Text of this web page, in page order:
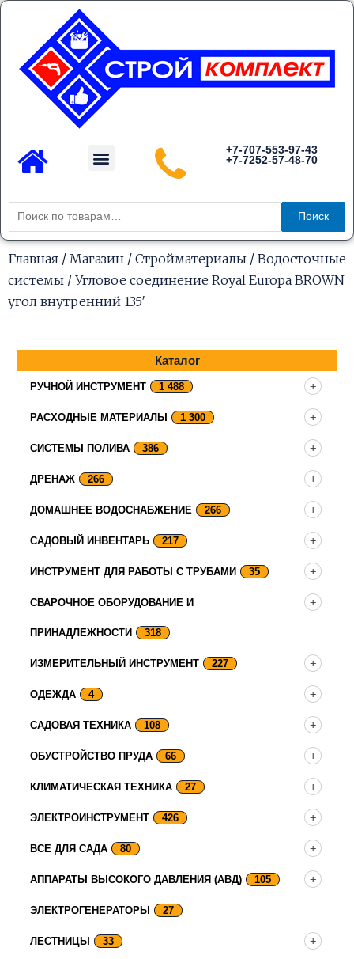
Перейти
содержимому
Menu
+7-707-553-97-43
+7-7252-57-48-70
Искать:
Поиск
Главная / Магазин / Стройматериалы / Водосточные
системы / Угловое соединение Royal Europa BROWN
угол внутренний 135′
Каталог
РУЧНОЙ ИНСТРУМЕНТ 1 488
РАСХОДНЫЕ МАТЕРИАЛЫ 1 300
СИСТЕМЫ ПОЛИВА 386
ДРЕНАЖ 266
ДОМАШНЕЕ ВОДОСНАБЖЕНИЕ 266
САДОВЫЙ ИНВЕНТАРЬ 217
ИНСТРУМЕНТ ДЛЯ РАБОТЫ С ТРУБАМИ 35
СВАРОЧНОЕ ОБОРУДОВАНИЕ И
ПРИНАДЛЕЖНОСТИ 318
ИЗМЕРИТЕЛЬНЫЙ ИНСТРУМЕНТ 227
ОДЕЖДА 4
САДОВАЯ ТЕХНИКА 108
ОБУСТРОЙСТВО ПРУДА 66
КЛИМАТИЧЕСКАЯ ТЕХНИКА 27
ЭЛЕКТРОИНСТРУМЕНТ 426
ВСЕ ДЛЯ САДА 80
АППАРАТЫ ВЫСОКОГО ДАВЛЕНИЯ (АВД) 105
ЭЛЕКТРОГЕНЕРАТОРЫ 27
ЛЕСТНИЦЫ 33